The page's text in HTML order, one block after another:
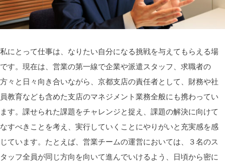
私にとって仕事は、なりたい自分になる挑戦を与えてもらえる場
です。現在は、営業の第一線で企業や派遣スタッフ、求職者の
方々と日々向き合いながら、京都支店の責任者として、財務や社
員教育なども含めた支店のマネジメント業務全般にも携わってい
ます。課せられた課題をチャレンジと捉え、課題の解決に向けて
なすべきことを考え、実行していくことにやりがいと充実感を感
じています。たとえば、営業チームの運営においては、３名のス
タッフ全員が同じ方向を向いて進んでいけるよう、日頃から密に